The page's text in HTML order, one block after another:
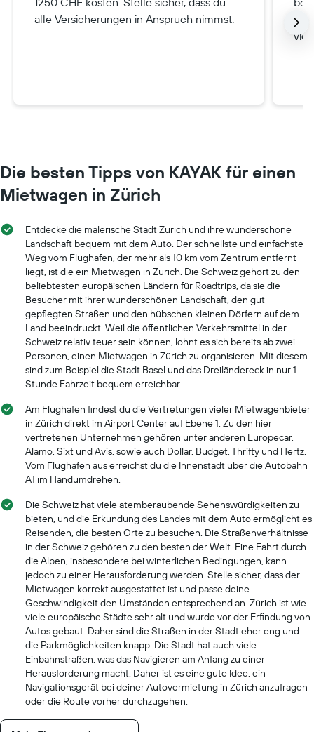
alle Versicherungen in Anspruch nimmst.
Die besten Tipps von KAYAK für einen
Mietwagen in Zürich
Entdecke die malerische Stadt Zürich und ihre wunderschöne
Landschaft bequem mit dem Auto. Der schnellste und einfachste
Weg vom Flughafen, der mehr als 10 km vom Zentrum entfernt
liegt, ist die ein Mietwagen in Zürich. Die Schweiz gehört zu den
beliebtesten europäischen Ländern für Roadtrips, da sie die
Besucher mit ihrer wunderschönen Landschaft, den gut
gepflegten Straßen und den hübschen kleinen Dörfern auf dem
Land beeindruckt. Weil die öffentlichen Verkehrsmittel in der
Schweiz relativ teuer sein können, lohnt es sich bereits ab zwei
Personen, einen Mietwagen in Zürich zu organisieren. Mit diesem
sind zum Beispiel die Stadt Basel und das Dreiländereck in nur 1
Stunde Fahrzeit bequem erreichbar.
Am Flughafen findest du die Vertretungen vieler Mietwagenbieter
in Zürich direkt im Airport Center auf Ebene 1. Zu den hier
vertretenen Unternehmen gehören unter anderen Europecar,
Alamo, Sixt und Avis, sowie auch Dollar, Budget, Thrifty und Hertz.
Vom Flughafen aus erreichst du die Innenstadt über die Autobahn
A1 im Handumdrehen.
Die Schweiz hat viele atemberaubende Sehenswürdigkeiten zu
bieten, und die Erkundung des Landes mit dem Auto ermöglicht es
Reisenden, die besten Orte zu besuchen. Die Straßenverhältnisse
in der Schweiz gehören zu den besten der Welt. Eine Fahrt durch
die Alpen, insbesondere bei winterlichen Bedingungen, kann
jedoch zu einer Herausforderung werden. Stelle sicher, dass der
Mietwagen korrekt ausgestattet ist und passe deine
Geschwindigkeit den Umständen entsprechend an. Zürich ist wie
viele europäische Städte sehr alt und wurde vor der Erfindung von
Autos gebaut. Daher sind die Straßen in der Stadt eher eng und
die Parkmöglichkeiten knapp. Die Stadt hat auch viele
Einbahnstraßen, was das Navigieren am Anfang zu einer
Herausforderung macht. Daher ist es eine gute Idee, ein
Navigationsgerät bei deiner Autovermietung in Zürich anzufragen
oder die Route vorher durchzugehen.